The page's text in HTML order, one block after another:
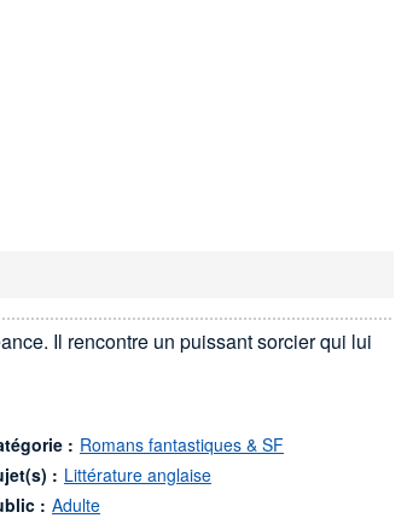
Il rencontre un puissant sorcier qui lui
: Romans fantastiques & SF
: Littérature anglaise
: Adulte